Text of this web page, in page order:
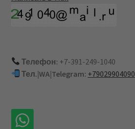
Телефон: +7-391-249-1040
Тел.|WA|Telegram: +79029904090